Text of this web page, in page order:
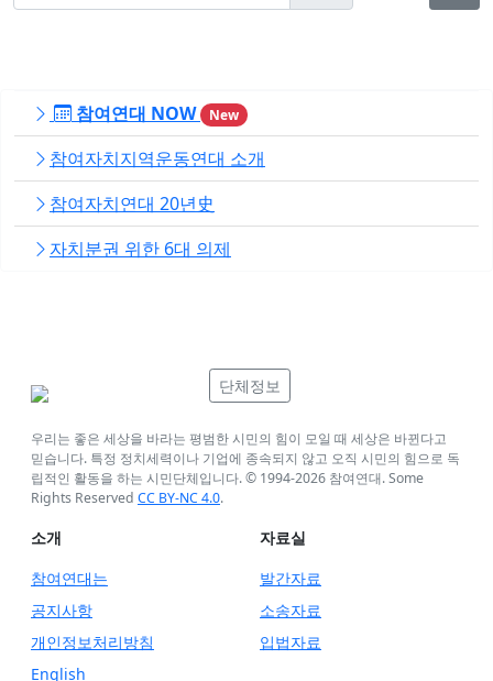
참여연대 NOW New
참여자치지역운동연대 소개
참여자치연대 20년史
자치분권 위한 6대 의제
단체정보
우리는 좋은 세상을 바라는 평범한 시민의 힘이 모일 때 세상은 바뀐다고
믿습니다. 특정 정치세력이나 기업에 종속되지 않고 오직 시민의 힘으로 독
립적인 활동을 하는 시민단체입니다. © 1994-2026 참여연대. Some
Rights Reserved CC BY-NC 4.0.
소개
참여연대는
공지사항
개인정보처리방침
English
자료실
발간자료
소송자료
입법자료